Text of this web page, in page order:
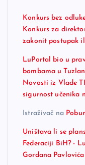
Konkurs bez
Konkurs za
zakonit postupak
LuPortal bio u
bombama u
Novosti iz Vlade
sigurnost učenika
Istraživač na
Uništava li se
Federaciji BiH? -
Gordana